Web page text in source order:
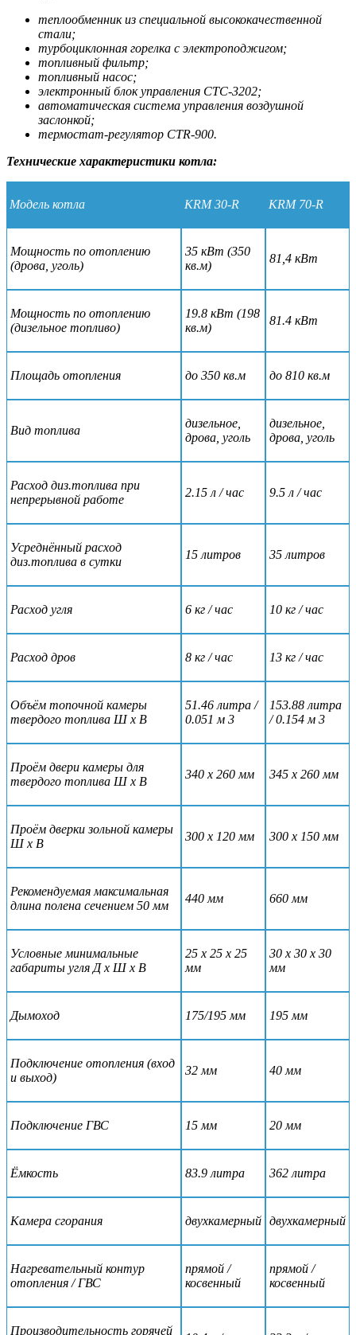
теплообменник из специальной высококачественной
стали;
турбоциклонная горелка с электроподжигом;
топливный фильтр;
топливный насос;
электронный блок управления CTC-3202;
автоматическая система управления воздушной
заслонкой;
термостат-регулятор CTR-900.
Технические характеристики котла:
Модель котла KRM 30-R KRM 70-R
Мощность по отоплению
(дрова, уголь)
35 кВт (350
кв.м)
81,4 кВт
Мощность по отоплению
(дизельное топливо)
19.8 кВт (198
кв.м)
81.4 кВт
Площадь отопления до 350 кв.м до 810 кв.м
Вид топлива
дизельное,
дрова, уголь
дизельное,
дрова, уголь
Расход диз.топлива при
непрерывной работе
2.15 л / час 9.5 л / час
Усреднённый расход
диз.топлива в сутки
15 литров 35 литров
Расход угля 6 кг / час 10 кг / час
Расход дров 8 кг / час 13 кг / час
Объём топочной камеры
твердого топлива Ш х В
51.46 литра /
0.051 м 3
153.88 литра
/ 0.154 м 3
Проём двери камеры для
твердого топлива Ш х В
340 х 260 мм 345 х 260 мм
Проём дверки зольной камеры
Ш х В
300 х 120 мм 300 х 150 мм
Рекомендуемая максимальная
длина полена сечением 50 мм
440 мм 660 мм
Условные минимальные
габариты угля Д х Ш х В
25 х 25 х 25
мм
30 х 30 х 30
мм
Дымоход 175/195 мм 195 мм
Подключение отопления (вход
и выход)
32 мм 40 мм
Подключение ГВС 15 мм 20 мм
Ёмкость 83.9 литра 362 литра
Камера сгорания двухкамерный двухкамерный
Нагревательный контур
отопления / ГВС
прямой /
косвенный
прямой /
косвенный
Производительность горячей